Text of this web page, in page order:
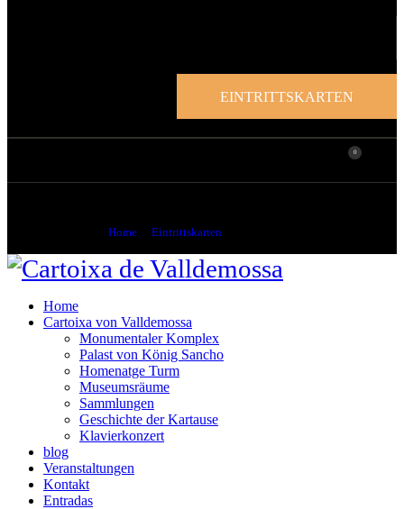
EINTRITTSKARTEN
0
Home Eintrittskarten
Home
Cartoixa von Valldemossa
Monumentaler Komplex
Palast von König Sancho
Homenatge Turm
Museumsräume
Sammlungen
Geschichte der Kartause
Klavierkonzert
blog
Veranstaltungen
Kontakt
Entradas